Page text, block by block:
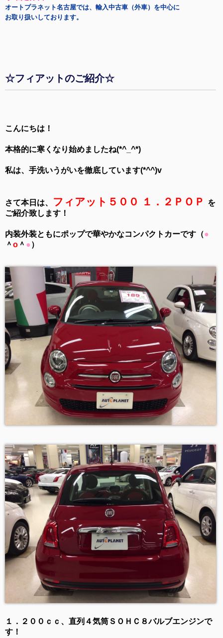
オートプラネット名古屋では、輸入中古車（外車）を中心に
お取り扱いしております。
☆フィアットのご紹介☆
こんにちは！
本格的に寒くなり始めましたね(*^_^*)
私は、手洗いうがいを徹底しています(*^^)v
さて本日は、 フィアット５００ １．２ＰＯＰ
を
ご紹介致します！
内装外装ともにポップで華やかなコンパクトカーです（●
＾ o ＾ ●）
１．２００ｃｃ、直列４気筒ＳＯＨＣ８バルブエンジンで
す！